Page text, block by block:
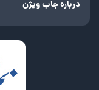
درباره جاب ویژن